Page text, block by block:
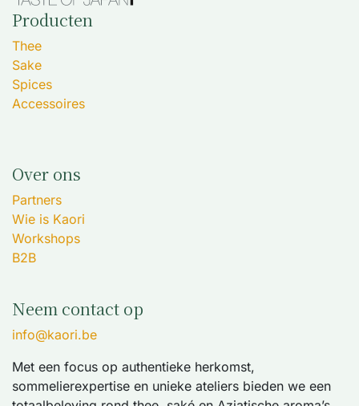
Producten
Thee
Sake
Spices
Accessoires
Over ons
Partners
Wie is Kaori
Workshops
B2B
Neem contact op
info@kaori.be
Met een focus op authentieke herkomst,
sommelierexpertise en unieke ateliers bieden we een